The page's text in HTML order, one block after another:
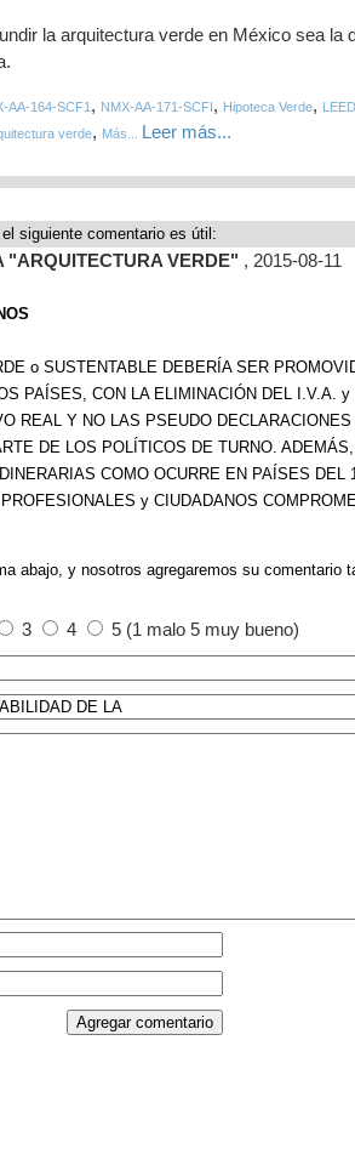
la arquitectura verde en México sea la
AA-164-SCF1 , NMX-AA-171-SCFI, Hipoteca Verde, LEED
verde, Más... Leer más...
siguiente comentario es útil:
"ARQUITECTURA VERDE" , 2015-08-11
o SUSTENTABLE DEBERÍA SER
PAÍSES, CON LA ELIMINACIÓN DEL I.V.A.
REAL Y NO LAS PSEUDO
DE LOS POLÍTICOS DE TURNO.
COMO OCURRE EN PAÍSES DEL
y CIUDADANOS
abajo, y nosotros agregaremos su comentario
3 4 5 (1 malo 5 muy bueno)